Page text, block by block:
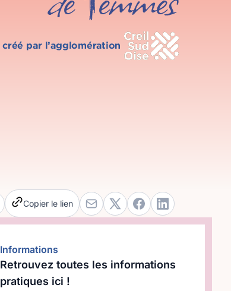
Copier le lien
Informations
Retrouvez toutes les informations
pratiques ici !